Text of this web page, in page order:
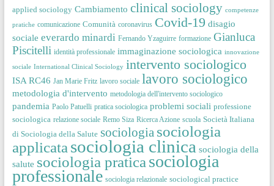
applied sociology Cambiamento clinical sociology competenze
pratiche comunicazione Comunità coronavirus Covid-19 disagio
sociale everardo minardi Fernando Yzaguirre formazione Gianluca
Piscitelli identità professionale immaginazione sociologica innovazione
sociale International Clinical Sociology intervento sociologico
ISA RC46 Jan Marie Fritz lavoro sociale lavoro sociologico
metodologia d'intervento metodologia dell'intervento sociologico
pandemia Paolo Patuelli pratica sociologica problemi sociali professione
sociologica relazione sociale Remo Siza Ricerca Azione scuola Società Italiana
di Sociologia della Salute sociologia sociologia
applicata sociologia clinica sociologia della
salute sociologia pratica sociologia
professionale sociologia relazionale sociological practice